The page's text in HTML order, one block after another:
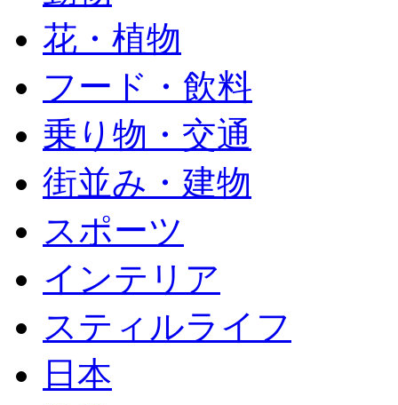
花・植物
フード・飲料
乗り物・交通
街並み・建物
スポーツ
インテリア
スティルライフ
日本